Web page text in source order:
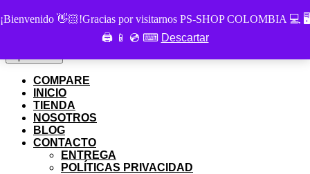
¡Bienvenido 👋🏻!Gracias por visitarnos PS-SHOP COLOMBIA 💻 🖥
🖨 📱 💿 ⌨ Descartar
Skip
to
content
PS SHOP COLOMBIA
Buscar
Account
item
Menu
COMPARE
INICIO
TIENDA
NOSOTROS
BLOG
CONTACTO
ENTREGA
POLÍTICAS PRIVACIDAD